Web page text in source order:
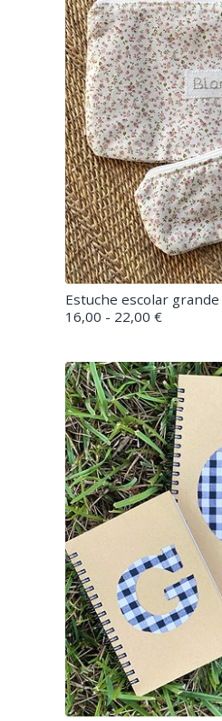
Estuche escolar grande
16,00 - 22,00 €